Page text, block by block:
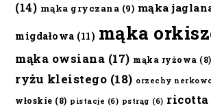
(14) mąka gryczana (9) mąka
migdałowa (11) mąka
mąka owsiana (17) mąka ryżowa (8)
ryżu kleistego (18) orzechy
włoskie (8) pistacje (6) pstrąg (6) ricotta